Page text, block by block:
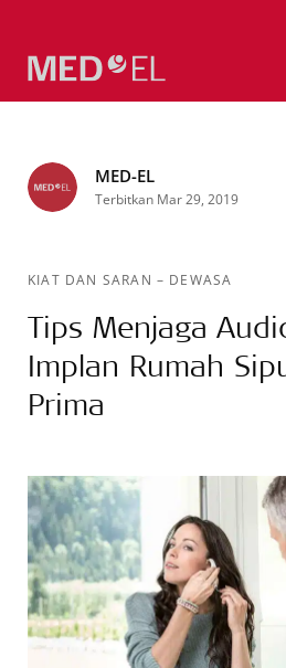
MED-EL
Terbitkan Mar 29, 2019
KIAT DAN SARAN – DEWASA
Tips Menjaga
Implan Rumah
Prima